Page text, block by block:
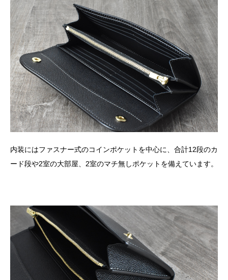
内装にはファスナー式のコインポケットを中心に、合計12段のカ
ード段や2室の大部屋、2室のマチ無しポケットを備えています。